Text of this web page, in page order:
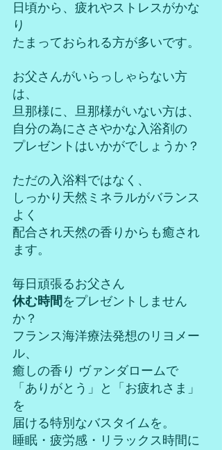
日頃から、疲れやストレスがかな
り
たまっておられる方が多いです。
お父さんがいらっしゃらない方
は、
旦那様に、旦那様がいない方は、
自分の為にささやかな入浴剤の
プレゼントはいかがでしょうか？
ただの入浴料ではなく、
しっかり天然ミネラルがバランス
よく
配合され天然の香りからも癒され
ます。
毎日頑張るお父さん
休む時間 をプレゼントしません
か？
フランス海洋療法発想のリヨメー
ル、
癒しの香り ヴァンダロームで
「ありがとう」と「お疲れさま」
を
届ける特別なバスタイムを。
睡眠・疲労感・リラックス時間に